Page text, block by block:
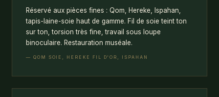
Réservé aux pièces fines : Qom, Hereke, Ispahan,
tapis-laine-soie haut de gamme. Fil de soie teint ton
sur ton, torsion très fine, travail sous loupe
binoculaire. Restauration muséale.
— QOM SOIE, HEREKE FIL D'OR, ISPAHAN